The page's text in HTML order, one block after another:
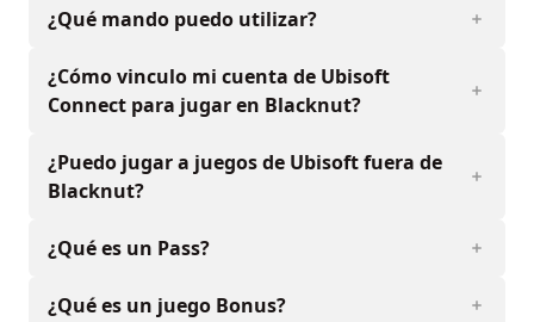
¿Qué mando puedo utilizar?
¿Cómo vinculo mi cuenta de Ubisoft
Connect para jugar en Blacknut?
¿Puedo jugar a juegos de Ubisoft fuera de
Blacknut?
¿Qué es un Pass?
¿Qué es un juego Bonus?